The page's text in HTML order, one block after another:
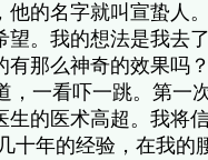
他的名字就叫宣蛰人
望。我的想法是我去
有那么神奇的效果吗
一看吓一跳。第一
生的医术高超。我将
十年的经验，在我